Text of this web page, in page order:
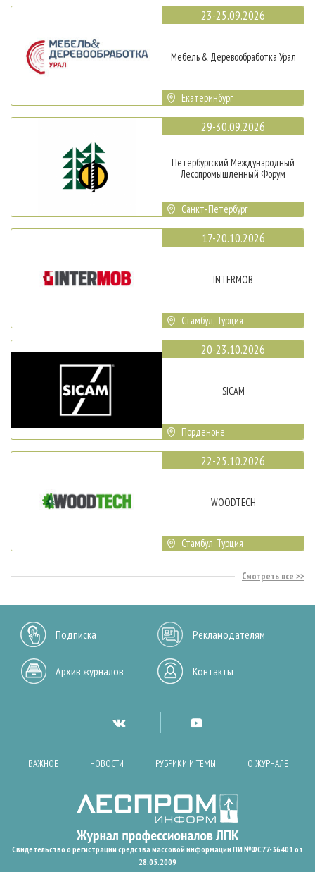
23-25.09.2026
Мебель & Деревообработка Урал
Екатеринбург
29-30.09.2026
Петербургский Международный
Лесопромышленный Форум
Санкт-Петербург
17-20.10.2026
INTERMOB
Стамбул, Турция
20-23.10.2026
SICAM
Порденоне
22-25.10.2026
WOODTECH
Стамбул, Турция
Смотреть все
Подписка Рекламодателям
Архив журналов Контакты
ВАЖНОЕ НОВОСТИ РУБРИКИ И ТЕМЫ О ЖУРНАЛЕ
Свидетельство о регистрации средства массовой информации ПИ №ФС77-36401 от
28.05.2009